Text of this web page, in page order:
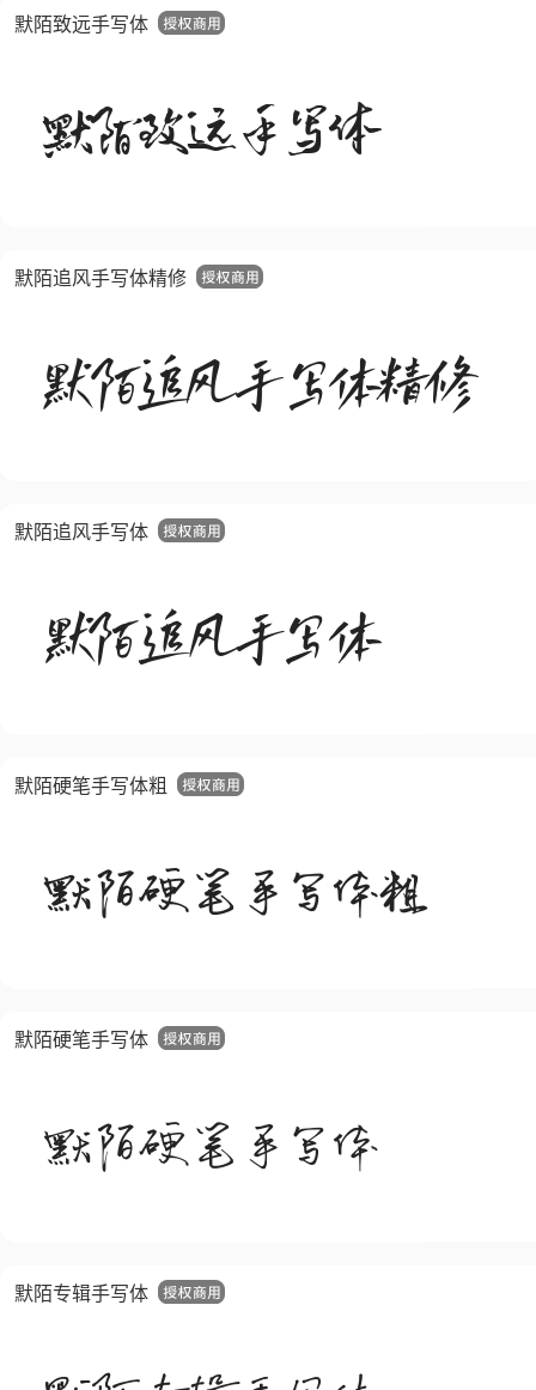
默陌致远手写体
默陌追风手写体精修
默陌追风手写体
默陌硬笔手写体粗
默陌硬笔手写体
默陌专辑手写体